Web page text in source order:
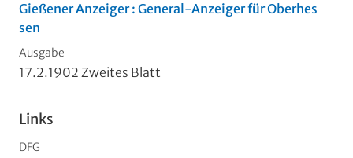
Gießener Anzeiger : General-Anzeiger für Oberhes
sen
Ausgabe
17.2.1902 Zweites Blatt
Links
DFG